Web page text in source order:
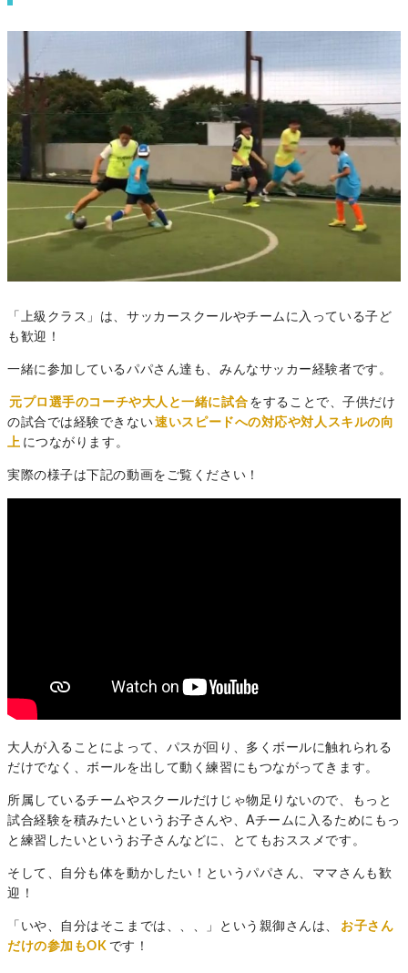
「上級クラス」は、サッカースクールやチームに入っている子ど
も歓迎！
一緒に参加しているパパさん達も、みんなサッカー経験者です。
元プロ選手のコーチや大人と一緒に試合 をすることで、子供だけ
の試合では経験できない速いスピードへの対応や対人スキルの向
上 につながります。
実際の様子は下記の動画をご覧ください！
大人が入ることによって、パスが回り、多くボールに触れられる
だけでなく、ボールを出して動く練習にもつながってきます。
所属しているチームやスクールだけじゃ物足りないので、もっと
試合経験を積みたいというお子さんや、Aチームに入るためにもっ
と練習したいというお子さんなどに、とてもおススメです。
そして、自分も体を動かしたい！というパパさん、ママさんも歓
迎！
「いや、自分はそこまでは、、、」という親御さんは、
お子さん
だけの参加もOK です！